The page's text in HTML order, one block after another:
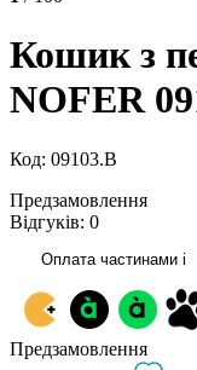
Кошик з
NOFER
Код: 09103.B
Предзамовлення
Відгуків: 0
Оплата частинами i
Предзамовлення